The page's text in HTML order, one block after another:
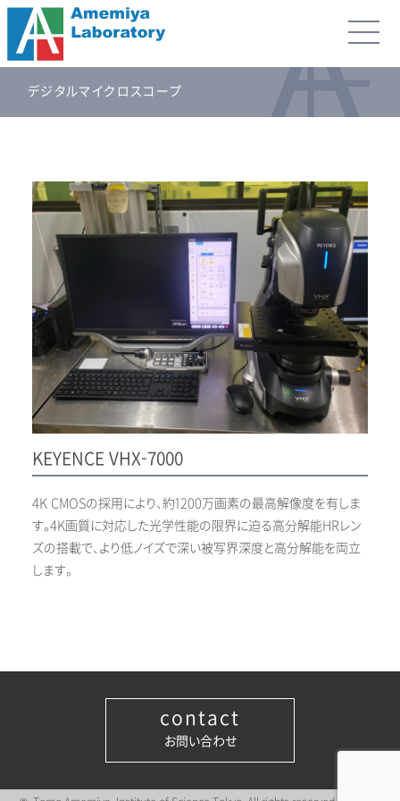
デジタルマイクロスコープ
KEYENCE VHX-7000
4K CMOSの採用により、約1200万画素の最高解像度を有しま
す。4K画質に対応した光学性能の限界に迫る高分解能HRレン
ズの搭載で、より低ノイズで深い被写界深度と高分解能を両立
します。
contact
お問い合わせ